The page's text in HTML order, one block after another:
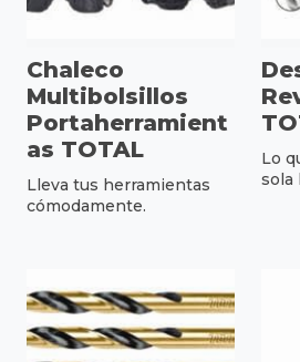
Chaleco
Multibolsillos
Portaherramient
as TOTAL
Lleva tus herramientas
cómodamente.
Lo
sola